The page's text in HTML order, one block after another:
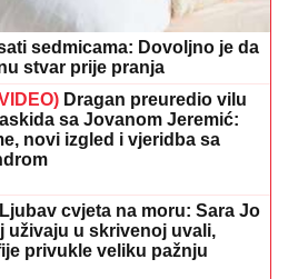
sedmicama: Dovoljno je da
stvar prije pranja
Dragan preuredio vilu
sa Jovanom Jeremić:
novi izgled i vjeridba sa
Ljubav cvjeta na moru: Sara Jo
uživaju u skrivenoj uvali,
privukle veliku pažnju